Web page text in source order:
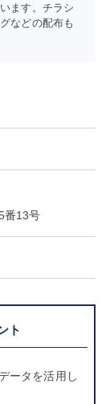
ます。チラシ
などの配布も
番13号
ト
ータを活用し